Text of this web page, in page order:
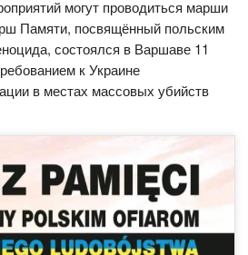
могут проводиться марши
Памяти, посвящённый польским
состоялся в Варшаве 11
к Украине
в местах массовых убийств